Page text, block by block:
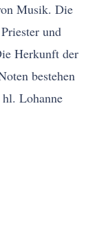
Musik. Die
und
Herkunft der
bestehen
Lohanne